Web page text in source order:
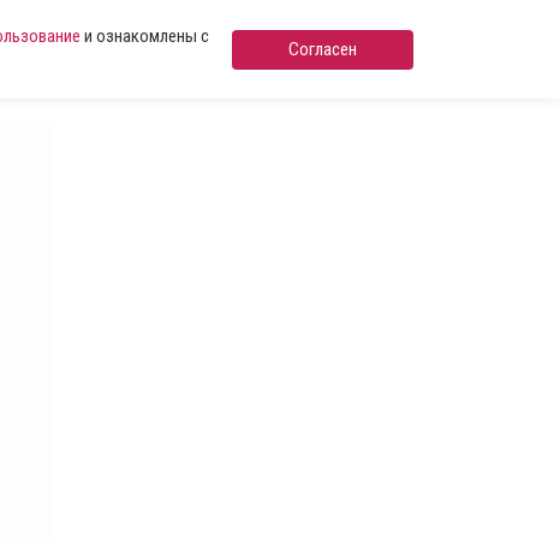
и ознакомлены с
Согласен